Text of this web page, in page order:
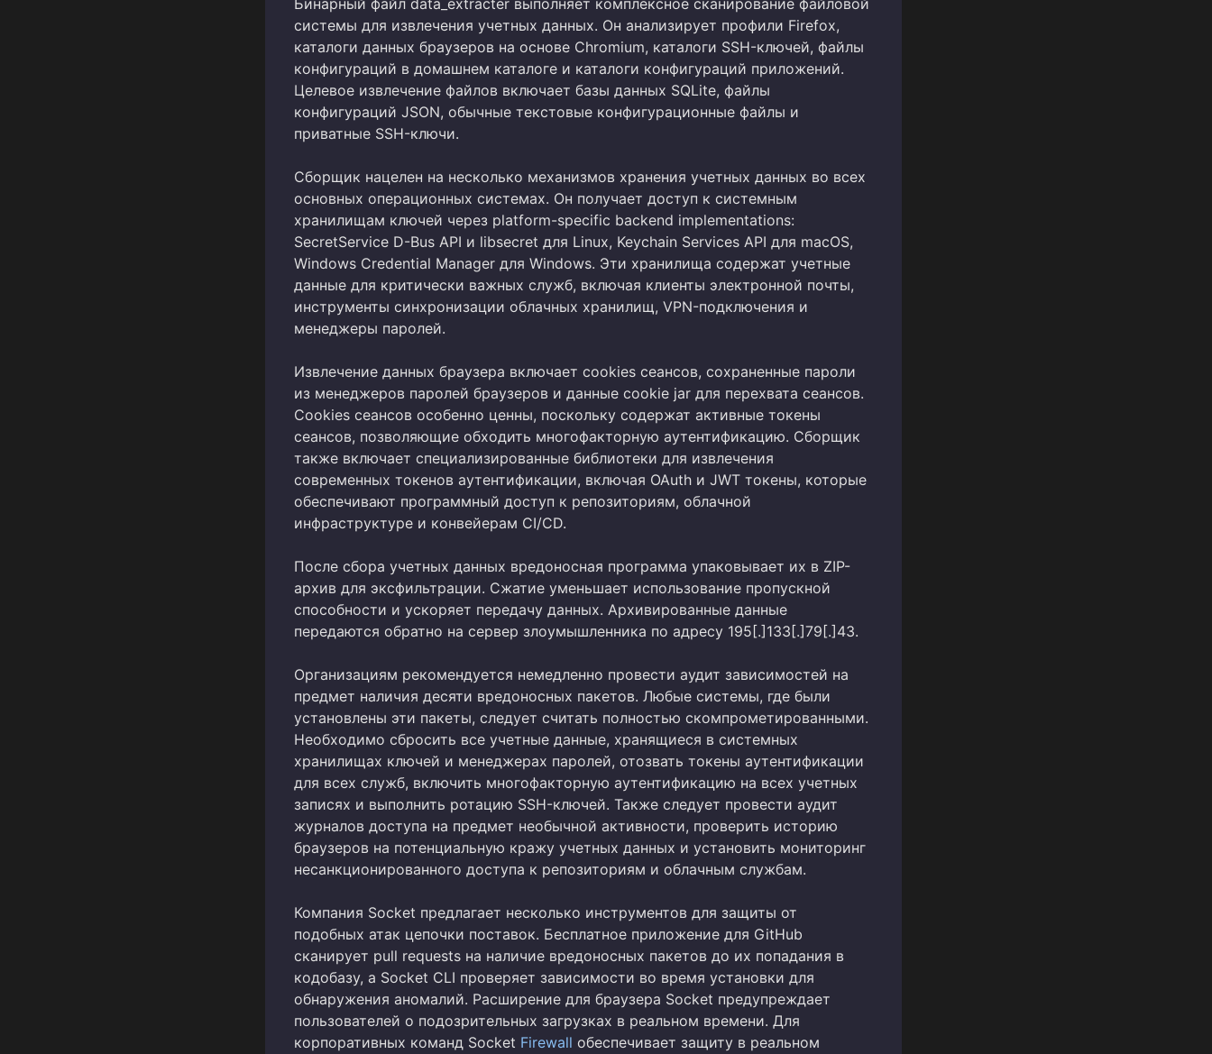
системы для извлечения учетных данных. Он анализирует профили Firefox,
каталоги данных браузеров на основе Chromium, каталоги SSH-ключей, файлы
конфигураций в домашнем каталоге и каталоги конфигураций приложений.
Целевое извлечение файлов включает базы данных SQLite, файлы
конфигураций JSON, обычные текстовые конфигурационные файлы и
приватные SSH-ключи.
Сборщик нацелен на несколько механизмов хранения учетных данных во всех
основных операционных системах. Он получает доступ к системным
хранилищам ключей через platform-specific backend implementations:
SecretService D-Bus API и libsecret для Linux, Keychain Services API для macOS,
Windows Credential Manager для Windows. Эти хранилища содержат учетные
данные для критически важных служб, включая клиенты электронной почты,
инструменты синхронизации облачных хранилищ, VPN-подключения и
менеджеры паролей.
Извлечение данных браузера включает cookies сеансов, сохраненные пароли
из менеджеров паролей браузеров и данные cookie jar для перехвата сеансов.
Cookies сеансов особенно ценны, поскольку содержат активные токены
сеансов, позволяющие обходить многофакторную аутентификацию. Сборщик
также включает специализированные библиотеки для извлечения
современных токенов аутентификации, включая OAuth и JWT токены, которые
обеспечивают программный доступ к репозиториям, облачной
инфраструктуре и конвейерам CI/CD.
После сбора учетных данных вредоносная программа упаковывает их в ZIP-
архив для эксфильтрации. Сжатие уменьшает использование пропускной
способности и ускоряет передачу данных. Архивированные данные
передаются обратно на сервер злоумышленника по адресу 195[.]133[.]79[.]43.
Организациям рекомендуется немедленно провести аудит зависимостей на
предмет наличия десяти вредоносных пакетов. Любые системы, где были
установлены эти пакеты, следует считать полностью скомпрометированными.
Необходимо сбросить все учетные данные, хранящиеся в системных
хранилищах ключей и менеджерах паролей, отозвать токены аутентификации
для всех служб, включить многофакторную аутентификацию на всех учетных
записях и выполнить ротацию SSH-ключей. Также следует провести аудит
журналов доступа на предмет необычной активности, проверить историю
браузеров на потенциальную кражу учетных данных и установить мониторинг
несанкционированного доступа к репозиториям и облачным службам.
Компания Socket предлагает несколько инструментов для защиты от
подобных атак цепочки поставок. Бесплатное приложение для GitHub
сканирует pull requests на наличие вредоносных пакетов до их попадания в
кодобазу, а Socket CLI проверяет зависимости во время установки для
обнаружения аномалий. Расширение для браузера Socket предупреждает
пользователей о подозрительных загрузках в реальном времени. Для
корпоративных команд Socket Firewall обеспечивает защиту в реальном